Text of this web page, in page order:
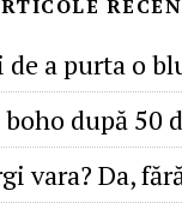
a purta o
după 50
vara? Da,